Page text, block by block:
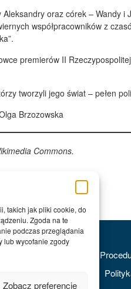
takich jak pliki cookie, do
Zgoda na te
podczas przeglądania
lub wycofanie zgody
Zobacz preferencje
oraz córek – Wandy
współpracowników z
premierów II
tworzyli jego świat – pełen
Brzozowska
Commons.